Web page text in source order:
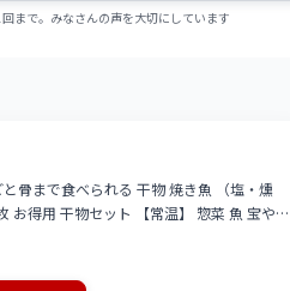
まで。みなさんの声を大切にしています
骨まで食べられる 干物 焼き魚 （塩・燻
お得用 干物セット 【常温】 惣菜 魚 宝や
あじ 薫製 災害食 保存食 食べ物